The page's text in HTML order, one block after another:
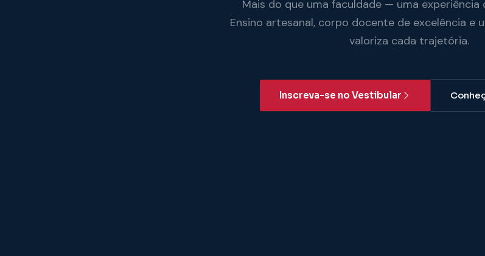
Mais do que uma faculdade — uma
Ensino artesanal, corpo docente de excelência e
valoriza cada trajetória.
Inscreva-se no Vestibular